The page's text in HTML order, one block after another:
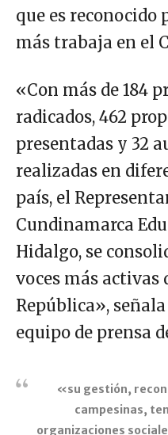
que es reconocido
más trabaja en el
«Con más de 184
radicados, 462
presentadas y 32
realizadas en
país, el
Cundinamarca
Hidalgo, se
voces más activas
República»,
equipo de prensa
«su gestión,
campesinas,
organizaciones